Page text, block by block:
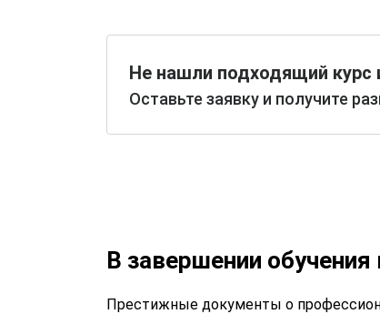
Не нашли подходящий курс
Оставьте заявку и получите
В завершении
Престижные документы о